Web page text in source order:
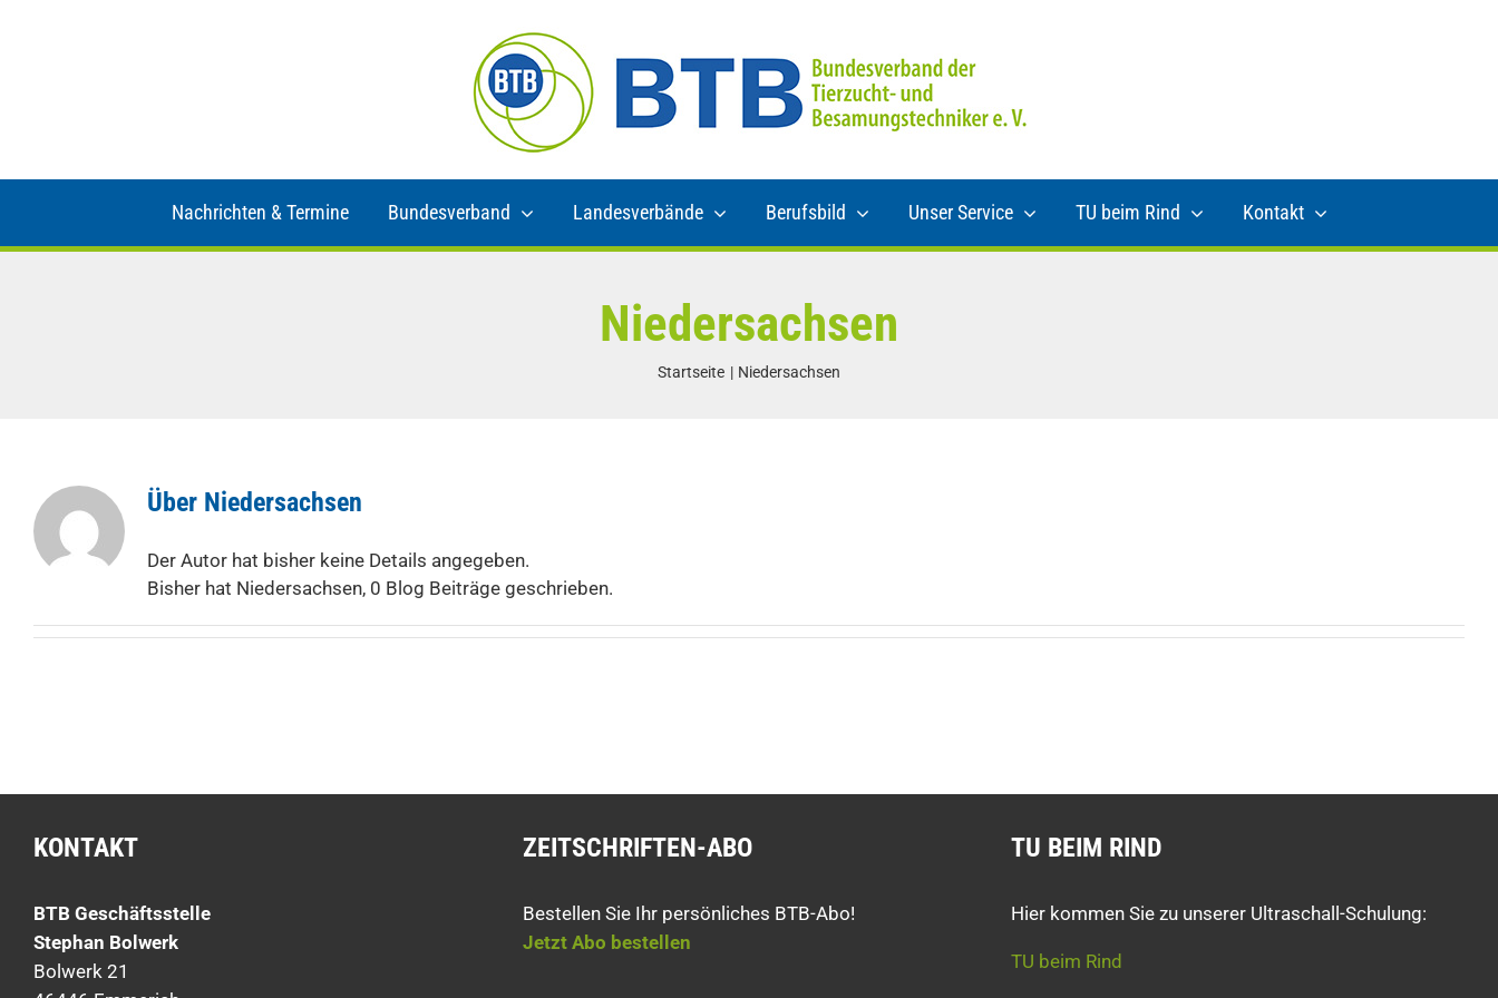
Nachrichten & Termine Bundesverband Landesverbände Berufsbild Unser Service TU beim Rind Kontakt
Niedersachsen
Startseite Niedersachsen
Über Niedersachsen
Der Autor hat bisher keine Details angegeben.
Bisher hat Niedersachsen, 0 Blog Beiträge geschrieben.
KONTAKT
BTB Geschäftsstelle
Stephan Bolwerk
Bolwerk 21
ZEITSCHRIFTEN-ABO
Bestellen Sie Ihr persönliches BTB-Abo!
Jetzt Abo bestellen
TU BEIM RIND
Hier kommen Sie zu unserer Ultraschall-Schulung:
TU beim Rind